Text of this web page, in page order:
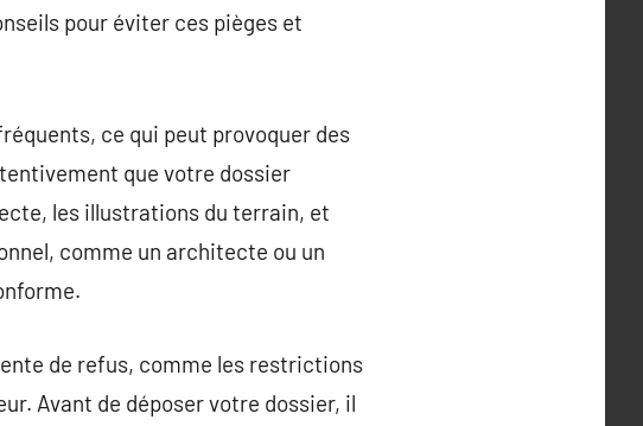
pour éviter ces pièges et
ce qui peut provoquer des
que votre dossier
les illustrations du terrain, et
comme un architecte ou un
de refus, comme les restrictions
Avant de déposer votre dossier, il